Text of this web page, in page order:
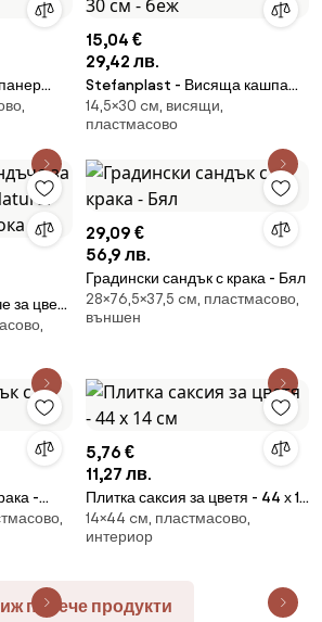
15,04 €
29,42 лв.
Stefanplast - Висяща кашпа
панер Natural Line 30 см - беж
14,5×30 cм, висящи,
пластмасово
цветя
40 х 34
29,09 €
56,9 лв.
Градински сандък с крака - Бял
28×76,5×37,5 cм, пластмасово,
външен
-
5,76 €
11,27 лв.
Плитка саксия за цветя - 44 х 14
см
14×44 cм, пластмасово,
интериор
повече продукти